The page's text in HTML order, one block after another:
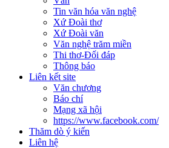
Tin văn hóa văn nghệ
Xứ Đoài thơ
Xứ Đoài văn
Văn nghệ trăm miền
Thi thơ-Đối đáp
Thông báo
Liên kết site
Văn chương
Báo chí
Mạng xã hội
https://www.facebook.com/
Thăm dò ý kiến
Liên hệ